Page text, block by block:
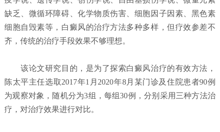
缺乏、微循环障碍、化学物质伤害、细胞因子因素、黑色素
细胞自毁素等，白癜风的治疗方法多种多样，但疗效参差不
齐，传统的治疗手段效果不够理想。
该论文研究目的，是为了探索白癜风治疗的有效方法，
陈太平主任选取2017年1月2020年8月某门诊及住院患者90例
为观察对象，随机分为3组，每组30例，分别采用三种方法治
疗，对治疗效果进行对比。